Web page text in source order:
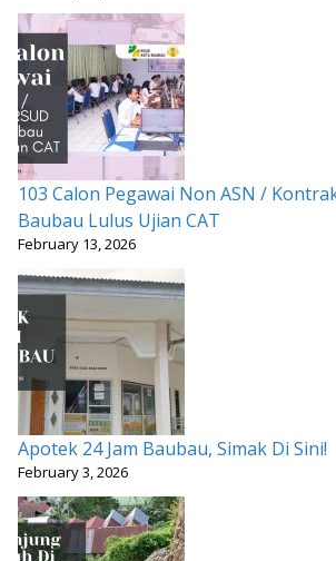
103 Calon Pegawai Non ASN /
Baubau Lulus Ujian CAT
February 13, 2026
Apotek 24 Jam Baubau, Simak Di Sini!
February 3, 2026